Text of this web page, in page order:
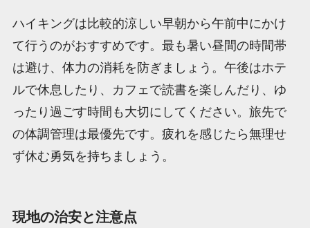
ハイキングは比較的涼しい早朝から午前中にかけ
て行うのがおすすめです。最も暑い昼間の時間帯
は避け、体力の消耗を防ぎましょう。午後はホテ
ルで休息したり、カフェで読書を楽しんだり、ゆ
ったり過ごす時間も大切にしてください。旅先で
の体調管理は最優先です。疲れを感じたら無理せ
ず休む勇気を持ちましょう。
現地の治安と注意点